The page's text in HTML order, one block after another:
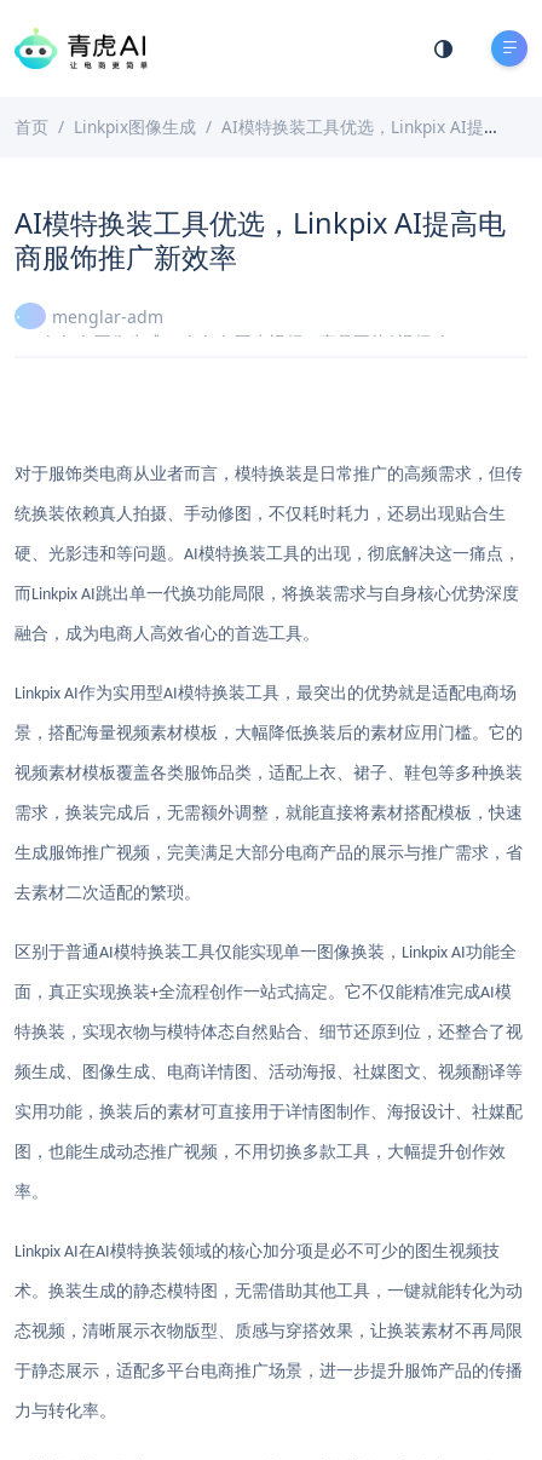
首页 Linkpix图像生成 AI模特换装工具优选，Linkpix AI提高电商服饰推广新效率
AI模特换装工具优选，Linkpix AI提高电
商服饰推广新效率
menglar-adm
Linkpix图像生成
LinkPix图生视频
商品图片|视频ai
对于服饰类电商从业者而言，模特换装是日常推广的高频需求，但传
统换装依赖真人拍摄、手动修图，不仅耗时耗力，还易出现贴合生
硬、光影违和等问题。 AI模特换装工具的出现，彻底解决这一痛点，
而 Linkpix AI跳出单一代换功能局限，将换装需求与自身核心优势深度
融合，成为电商人高效省心的首选工具。
Linkpix AI作为实用型AI模特换装工具，最突出的优势就是适配电商场
景，搭配海量视频素材模板，大幅降低换装后的素材应用门槛。它的
视频素材模板覆盖各类服饰品类，适配上衣、裙子、鞋包等多种换装
需求，换装完成后，无需额外调整，就能直接将素材搭配模板，快速
生成服饰推广视频，完美满足大部分电商产品的展示与推广需求，省
去素材二次适配的繁琐。
区别于普通AI模特换装工具仅能实现单一图像换装， Linkpix AI功能全
面，真正实现换装+全流程创作一站式搞定。它不仅能精准完成AI模
特换装，实现衣物与模特体态自然贴合、细节还原到位，还整合了视
频生成、图像生成、电商详情图、活动海报、社媒图文、视频翻译等
实用功能，换装后的素材可直接用于详情图制作、海报设计、社媒配
图，也能生成动态推广视频，不用切换多款工具，大幅提升创作效
率。
Linkpix AI在AI模特换装领域的核心加分项是必不可少的图生视频技
术。换装生成的静态模特图，无需借助其他工具，一键就能转化为动
态视频，清晰展示衣物版型、质感与穿搭效果，让换装素材不再局限
于静态展示，适配多平台电商推广场景，进一步提升服饰产品的传播
力与转化率。